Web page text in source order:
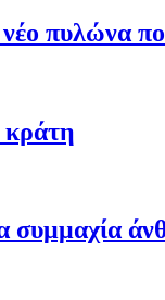
πυλώνα
κράτη
συμμαχία